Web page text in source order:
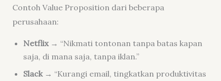
Contoh Value Proposition dari beberapa
perusahaan:
Netflix→ “Nikmati tontonan tanpa batas kapan
saja, di mana saja, tanpa iklan.”
Slack→ “Kurangi email, tingkatkan produktivitas